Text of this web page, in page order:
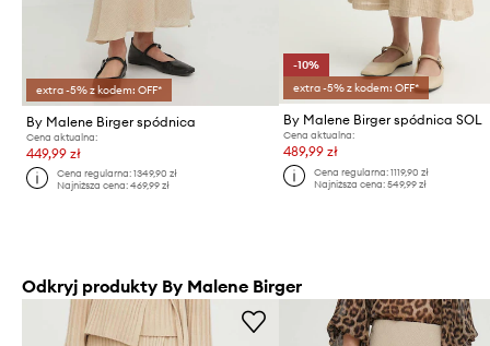
extra -5% z kodem: OFF*
By Malene Birger spódnica
Cena aktualna:
449,99 zł
Cena regularna:1349,90 zł
Najniższa cena:469,99 zł
-10%
extra -5% z kodem: OFF*
By Malene Birger spódnica SOL
Cena aktualna:
489,99 zł
Cena regularna: 1119,90 zł
Najniższa cena: 549,99 zł
Odkryj produkty By Malene Birger